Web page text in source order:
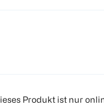
Produkt ist nur